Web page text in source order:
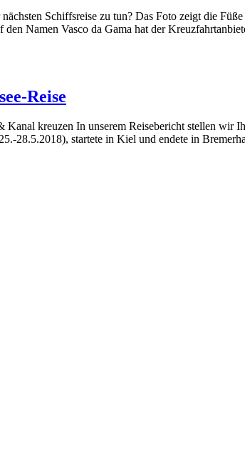
Schiffsreise zu tun? Das Foto zeigt die
Namen Vasco da Gama hat der
Reise
Kanal kreuzen In unserem Reisebericht stellen
28.5.2018), startete in Kiel und endete in